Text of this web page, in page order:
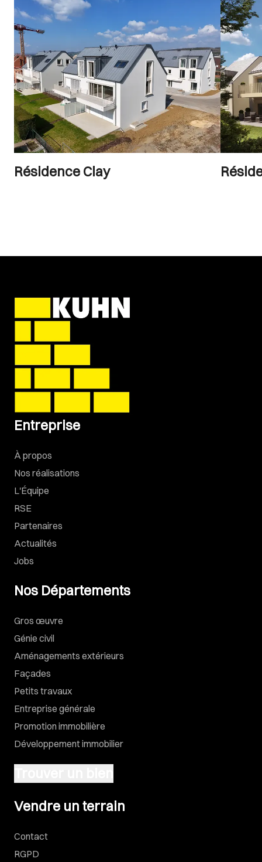
Résidence Clay
Entreprise
À propos
Nos réalisations
L'Équipe
RSE
Partenaires
Actualités
Jobs
Nos Départements
Gros œuvre
Génie civil
Aménagements extérieurs
Façades
Petits travaux
Entreprise générale
Promotion immobilière
Développement immobilier
Vendre un terrain
Contact
RGPD